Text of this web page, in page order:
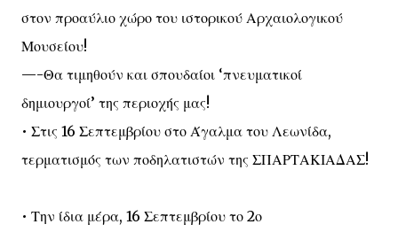
στον προαύλιο χώρο του ιστορικού Αρχαιολογικού
Μουσείου!
—-Θα τιμηθούν και σπουδαίοι ‘πνευματικοί
δημιουργοί’ της περιοχής μας!
• Στις 16 Σεπτεμβρίου στο Άγαλμα του Λεωνίδα,
τερματισμός των ποδηλατιστών της ΣΠΑΡΤΑΚΙΑΔΑΣ!
• Την ίδια μέρα, 16 Σεπτεμβρίου το 2ο